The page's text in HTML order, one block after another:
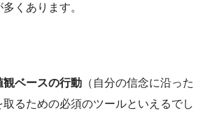
くあります。
観ベースの行動 （自分の信念に沿った
るための必須のツールといえるでし